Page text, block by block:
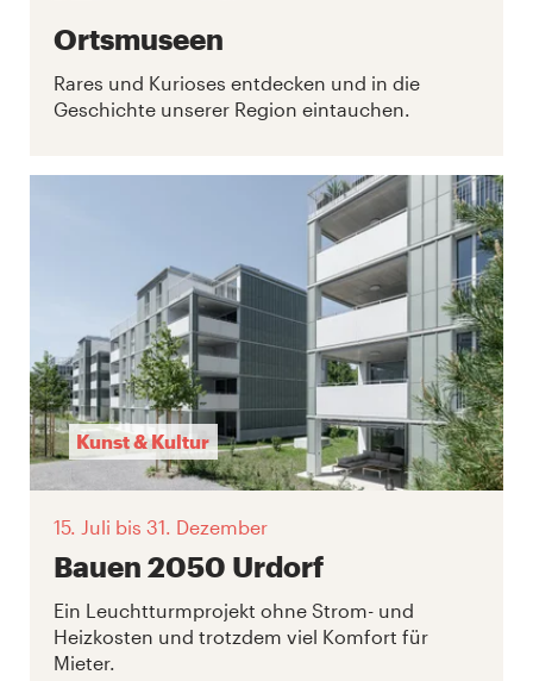
Ortsmuseen
Rares und Kurioses entdecken und in die
Geschichte unserer Region eintauchen.
Kunst & Kultur
15. Juli bis 31. Dezember
Bauen 2050 Urdorf
Ein Leuchtturmprojekt ohne Strom- und
Heizkosten und trotzdem viel Komfort für
Mieter.